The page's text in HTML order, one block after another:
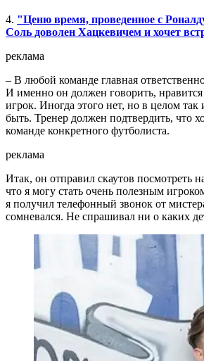
4. "Ценю время, проведенное с
Соль доволен Хацкевичем и хочет
реклама
– В любой команде главная
И именно он должен говорить,
игрок. Иногда этого нет, но в целом так
быть. Тренер должен подтвердить, что
команде конкретного футболиста.
реклама
Итак, он отправил скаутов посмотреть
что я могу стать очень полезным
я получил телефонный звонок от
сомневался. Не спрашивал ни о каких